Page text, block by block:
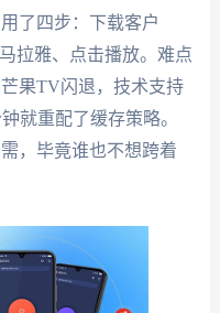
了四步：下载客户
拉雅、点击播放。难点
果TV闪退，技术支持
就重配了缓存策略。
，毕竟谁也不想跨着